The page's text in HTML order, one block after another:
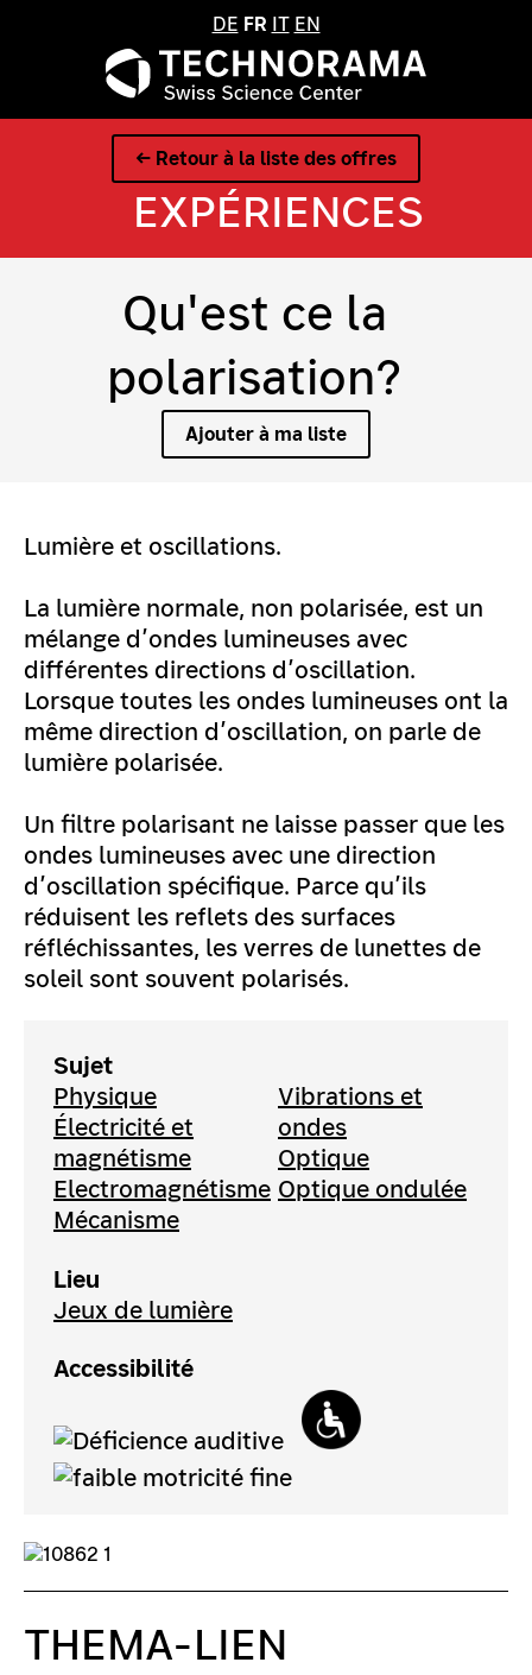
DE FR IT EN
← Retour à la liste des offres
EXPÉRIENCES
Qu'est ce la
polarisation?
Ajouter à ma liste
Lumière et oscillations.
La lumière normale, non polarisée, est un
mélange d’ondes lumineuses avec
différentes directions d’oscillation.
Lorsque toutes les ondes lumineuses ont la
même direction d’oscillation, on parle de
lumière polarisée.
Un filtre polarisant ne laisse passer que les
ondes lumineuses avec une direction
d’oscillation spécifique. Parce qu’ils
réduisent les reflets des surfaces
réfléchissantes, les verres de lunettes de
soleil sont souvent polarisés.
Sujet
Physique
Électricité et
magnétisme
Electromagnétisme
Mécanisme
Vibrations et
ondes
Optique
Optique ondulée
Lieu
Jeux de lumière
Accessibilité
THEMA-LIEN